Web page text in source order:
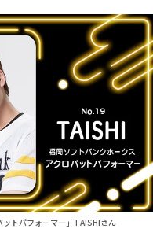
トパフォーマー」TAISHIさん